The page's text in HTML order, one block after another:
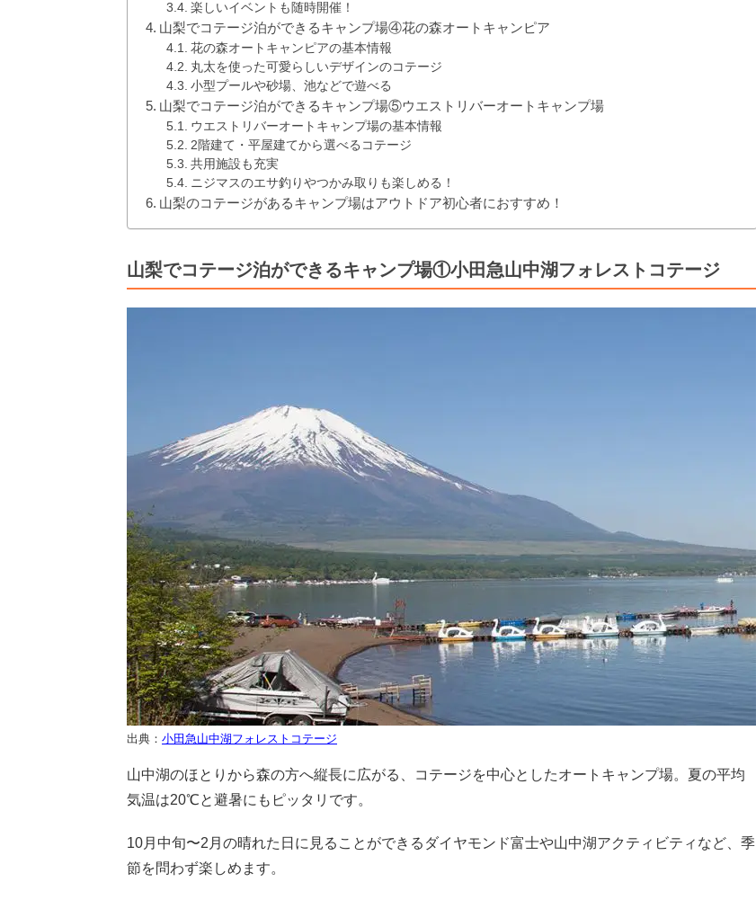
楽しいイベントも随時開催！
山梨でコテージ泊ができるキャンプ場④花の森オートキャンピア
花の森オートキャンピアの基本情報
丸太を使った可愛らしいデザインのコテージ
小型プールや砂場、池などで遊べる
山梨でコテージ泊ができるキャンプ場⑤ウエストリバーオートキャンプ場
ウエストリバーオートキャンプ場の基本情報
2階建て・平屋建てから選べるコテージ
共用施設も充実
ニジマスのエサ釣りやつかみ取りも楽しめる！
山梨のコテージがあるキャンプ場はアウトドア初心者におすすめ！
山梨でコテージ泊ができるキャンプ場①小田急山中湖フォレストコテージ
出典： 小田急山中湖フォレストコテージ
山中湖のほとりから森の方へ縦長に広がる、コテージを中心としたオートキャンプ場。夏の平均
気温は20℃と避暑にもピッタリです。
10月中旬〜2月の晴れた日に見ることができるダイヤモンド富士や山中湖アクティビティなど、季
節を問わず楽しめます。